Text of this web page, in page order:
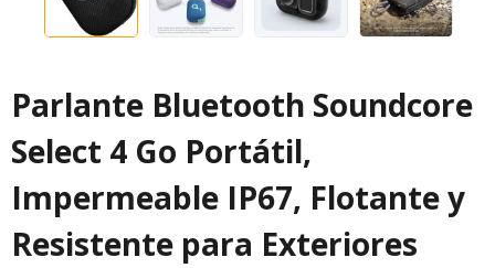
PREVIOUS NEXT
Parlante Bluetooth Soundcore
Select 4 Go Portátil,
Impermeable IP67, Flotante y
Resistente para Exteriores